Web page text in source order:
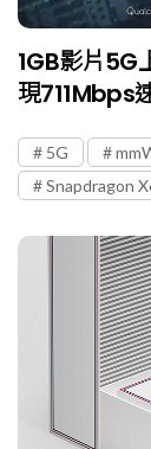
1GB影片5G
現711Mbps
5G
Snapdragon